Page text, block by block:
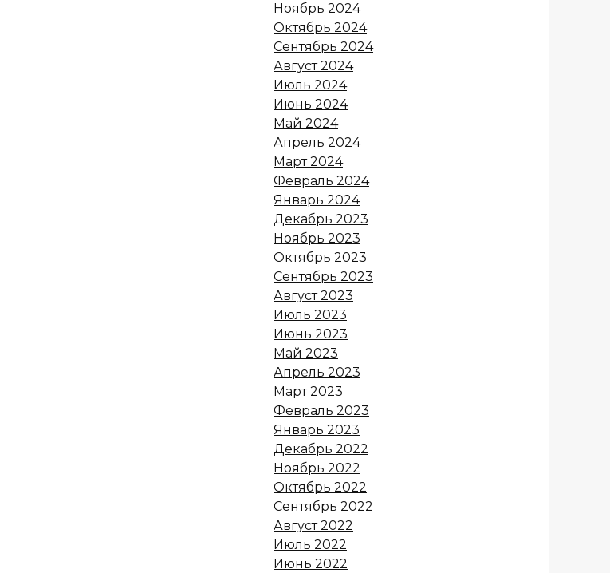
Ноябрь 2024
Октябрь 2024
Сентябрь 2024
Август 2024
Июль 2024
Июнь 2024
Май 2024
Апрель 2024
Март 2024
Февраль 2024
Январь 2024
Декабрь 2023
Ноябрь 2023
Октябрь 2023
Сентябрь 2023
Август 2023
Июль 2023
Июнь 2023
Май 2023
Апрель 2023
Март 2023
Февраль 2023
Январь 2023
Декабрь 2022
Ноябрь 2022
Октябрь 2022
Сентябрь 2022
Август 2022
Июль 2022
Июнь 2022